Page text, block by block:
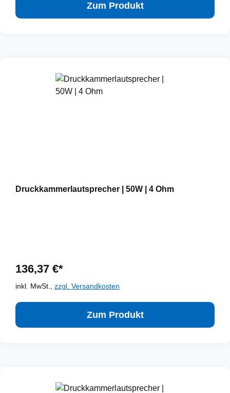
Zum Produkt
Druckkammerlautsprecher | 50W | 4 Ohm
136,37 €*
inkl. MwSt., zzgl. Versandkosten
Zum Produkt